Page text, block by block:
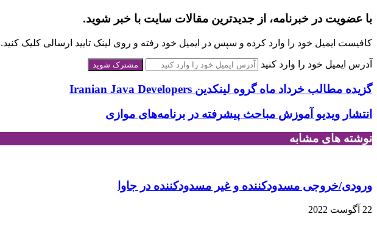
با عضویت در خبرنامه، از جدیدترین مقالات سایت با خبر شوید.
کافیست ایمیل خود را وارد کرده و سپس در ایمیل خود رفته و روی لینک تایید ارسالی کلیک کنید.
آدرس ایمیل خود را وارد کنید
گزیده مطالب خرداد ماه گروه لینکدین Iranian Java Developers
انتشار ویدیو آموزش مباحث پیشرفته در برنامه‌های موازی
نوشته های مشابه
ورودی/خروجی مسدودکننده و غیر مسدودکننده در جاوا
22 آگوست 2022